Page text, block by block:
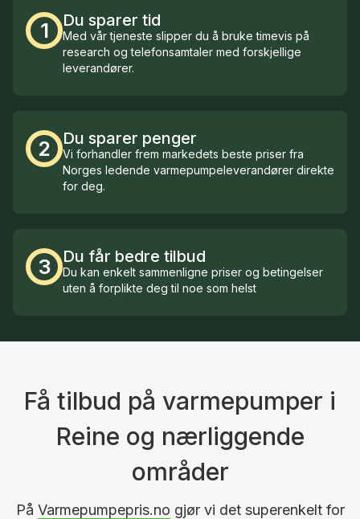
1 Du sparer tid
Med vår tjeneste slipper du å bruke timevis på
research og telefonsamtaler med forskjellige
leverandører.
2 Du sparer penger
Vi forhandler frem markedets beste priser fra
Norges ledende varmepumpeleverandører direkte
for deg.
3 Du får bedre tilbud
Du kan enkelt sammenligne priser og betingelser
uten å forplikte deg til noe som helst
Få tilbud på varmepumper i
Reine og nærliggende
områder
På Varmepumpepris.no gjør vi det superenkelt for